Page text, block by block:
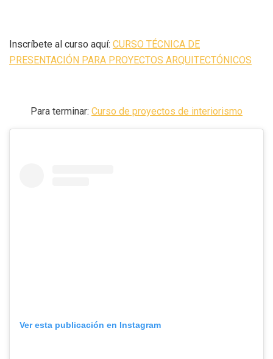
Inscríbete al curso aquí: CURSO TÉCNICA DE
PRESENTACIÓN PARA PROYECTOS ARQUITECTÓNICOS
Para terminar: Curso de proyectos de interiorismo
Ver esta publicación en Instagram